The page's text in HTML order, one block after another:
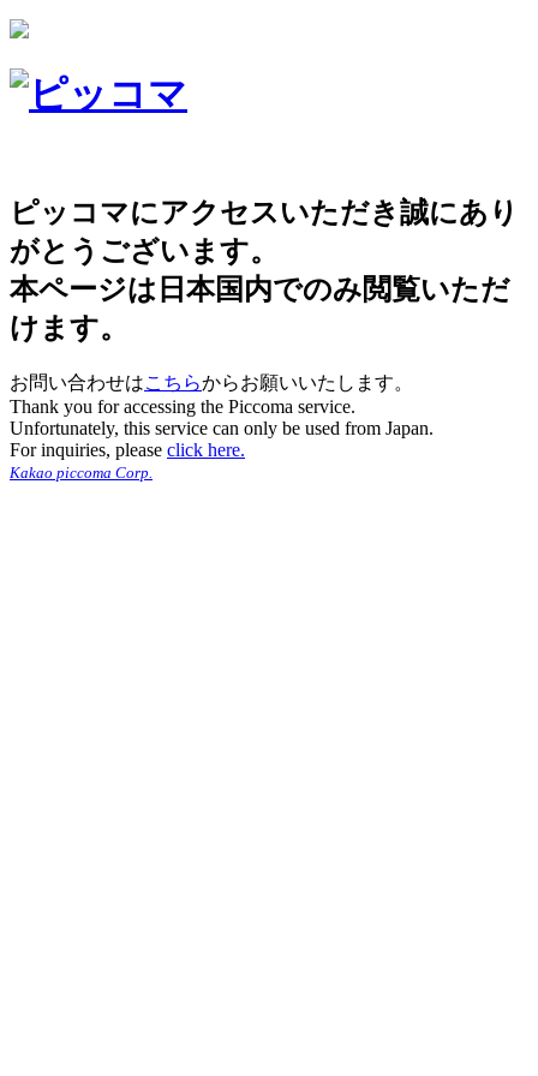
ピッコマにアクセスいただき誠にあり
がとうございます。
本ページは日本国内でのみ閲覧いただ
けます。
お問い合わせはこちらからお願いいたします。
Thank you for accessing the Piccoma service.
Unfortunately, this service can only be used from Japan.
For inquiries, please click here.
Kakao piccoma Corp.